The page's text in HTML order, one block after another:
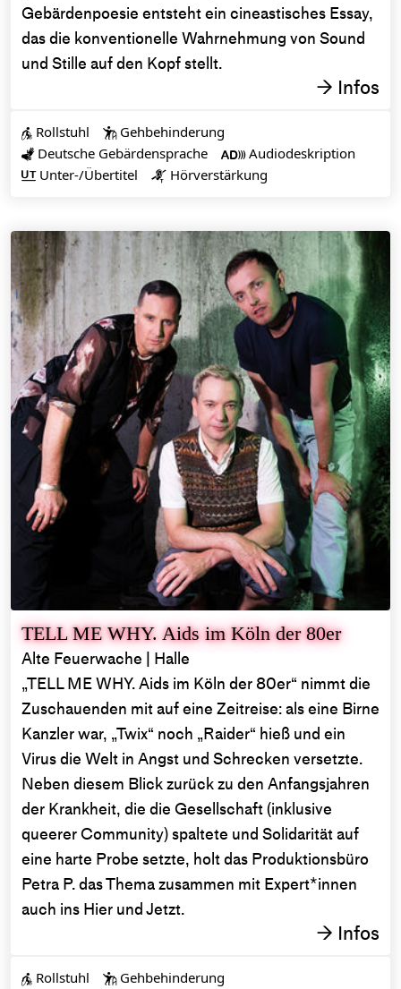
Gebärdenpoesie entsteht ein cineastisches Essay,
das die konventionelle Wahrnehmung von Sound
und Stille auf den Kopf stellt.
→ Infos
 Rollstuhl Gehbehinderung
Deutsche Gebärdensprache Audiodeskription
Unter-/Übertitel  Hörverstärkung
TELL ME WHY. Aids im Köln der 80er
Alte Feuerwache | Halle
„TELL ME WHY. Aids im Köln der 80er“ nimmt die
Zuschauenden mit auf eine Zeitreise: als eine Birne
Kanzler war, „Twix“ noch „Raider“ hieß und ein
Virus die Welt in Angst und Schrecken versetzte.
Neben diesem Blick zurück zu den Anfangsjahren
der Krankheit, die die Gesellschaft (inklusive
queerer Community) spaltete und Solidarität auf
eine harte Probe setzte, holt das Produktionsbüro
Petra P. das Thema zusammen mit Expert*innen
auch ins Hier und Jetzt.
→ Infos
 Rollstuhl Gehbehinderung